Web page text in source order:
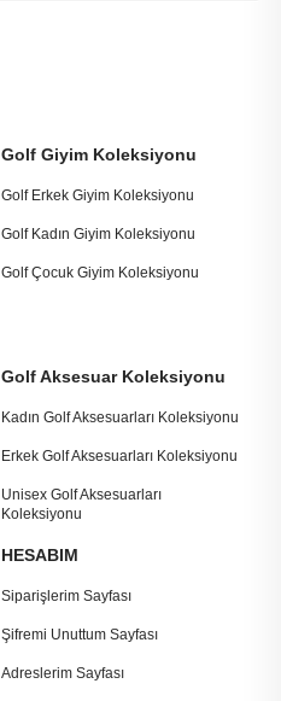
Golf Giyim Koleksiyonu
Golf Erkek Giyim Koleksiyonu
Golf Kadın Giyim Koleksiyonu
Golf Çocuk Giyim Koleksiyonu
Golf Aksesuar Koleksiyonu
Kadın Golf Aksesuarları Koleksiyonu
Erkek Golf Aksesuarları Koleksiyonu
Unisex Golf Aksesuarları
Koleksiyonu
HESABIM
Siparişlerim Sayfası
Şifremi Unuttum Sayfası
Adreslerim Sayfası